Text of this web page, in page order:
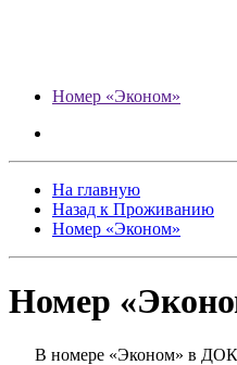
Номер «Эконом»
На главную
Назад к Проживанию
Номер «Эконом»
Номер
В номере «Эконом» в ДОК